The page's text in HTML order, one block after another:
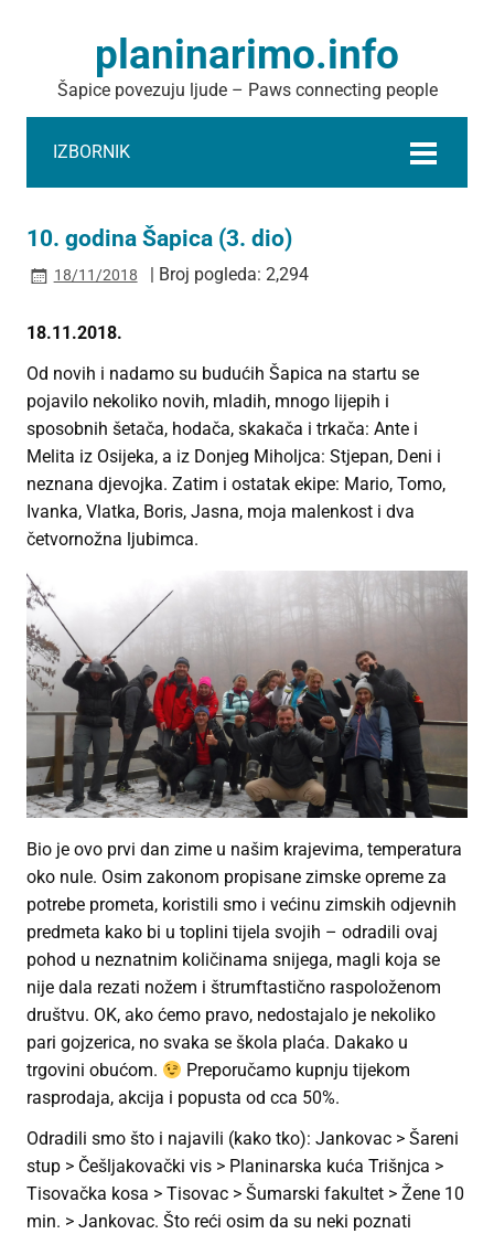
planinarimo.info
Šapice povezuju ljude – Paws connecting people
IZBORNIK
10. godina Šapica (3. dio)
18/11/2018 | Broj pogleda: 2,294
18.11.2018.
Od novih i nadamo su budućih Šapica na startu se
pojavilo nekoliko novih, mladih, mnogo lijepih i
sposobnih šetača, hodača, skakača i trkača: Ante i
Melita iz Osijeka, a iz Donjeg Miholjca: Stjepan, Deni i
neznana djevojka. Zatim i ostatak ekipe: Mario, Tomo,
Ivanka, Vlatka, Boris, Jasna, moja malenkost i dva
četvornožna ljubimca.
Bio je ovo prvi dan zime u našim krajevima, temperatura
oko nule. Osim zakonom propisane zimske opreme za
potrebe prometa, koristili smo i većinu zimskih odjevnih
predmeta kako bi u toplini tijela svojih – odradili ovaj
pohod u neznatnim količinama snijega, magli koja se
nije dala rezati nožem i štrumftastično raspoloženom
društvu. OK, ako ćemo pravo, nedostajalo je nekoliko
pari gojzerica, no svaka se škola plaća. Dakako u
trgovini obućom.
Preporučamo kupnju tijekom
rasprodaja, akcija i popusta od cca 50%.
Odradili smo što i najavili (kako tko): Jankovac > Šareni
stup > Češljakovački vis > Planinarska kuća Trišnjca >
Tisovačka kosa > Tisovac > Šumarski fakultet > Žene 10
min. > Jankovac. Što reći osim da su neki poznati